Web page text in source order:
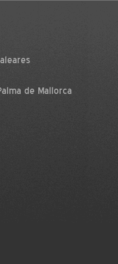
de Mallorca